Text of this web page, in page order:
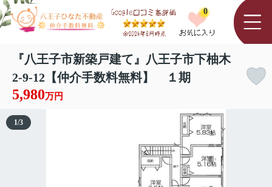
0
『八王子市新築戸建て』八王子市下柚木
2-9-12【仲介手数料無料】 １期
5,980万円
1/3